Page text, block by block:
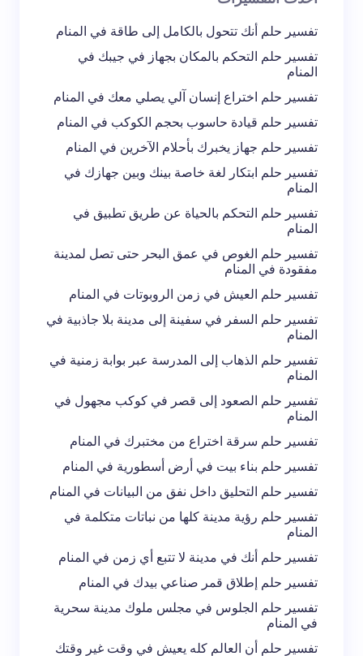
احفظ اسمي والبريد الإلكتروني في هذا المتصفح
لاستخدامه في المرة المقبلة في تعليقي.
تفسير حلم أنك تتحول بالكامل إلى طاقة في المنام
تفسير حلم التحكم بالمكان بجهاز في جيبك في
المنام
تفسير حلم اختراع إنسان آلي يصلي معك في المنام
تفسير حلم قيادة حاسوب بحجم الكوكب في المنام
تفسير حلم جهاز يخبرك بأحلام الآخرين في المنام
تفسير حلم ابتكار لغة خاصة بينك وبين جهازك في
المنام
تفسير حلم التحكم بالحياة عن طريق تطبيق في
المنام
تفسير حلم الغوص في عمق البحر حتى تصل لمدينة
مفقودة في المنام
تفسير حلم العيش في زمن الروبوتات في المنام
تفسير حلم السفر في سفينة إلى مدينة بلا جاذبية في
المنام
تفسير حلم الذهاب إلى المدرسة عبر بوابة زمنية في
المنام
تفسير حلم الصعود إلى قصر في كوكب مجهول في
المنام
تفسير حلم سرقة اختراع من مختبرك في المنام
تفسير حلم بناء بيت في أرض أسطورية في المنام
تفسير حلم التحليق داخل نفق من البيانات في المنام
تفسير حلم رؤية مدينة كلها من نباتات متكلمة في
المنام
تفسير حلم أنك في مدينة لا تتبع أي زمن في المنام
تفسير حلم إطلاق قمر صناعي بيدك في المنام
تفسير حلم الجلوس في مجلس ملوك مدينة سحرية
في المنام
تفسير حلم أن العالم كله يعيش في وقت غير وقتك